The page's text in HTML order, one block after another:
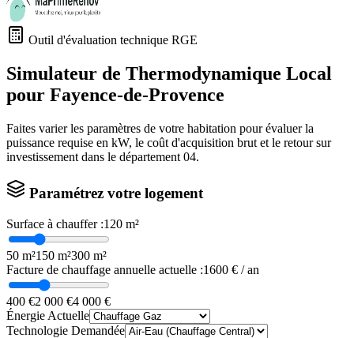
Outil d'évaluation technique RGE
Simulateur de Thermodynamique Local
pour Fayence-de-Provence
Faites varier les paramètres de votre habitation pour évaluer la
puissance requise en kW, le coût d'acquisition brut et le retour sur
investissement dans le département 04.
Paramétrez votre logement
Surface à chauffer :120 m²
50 m²150 m²300 m²
Facture de chauffage annuelle actuelle :1600 € / an
400 €2 000 €4 000 €
Énergie Actuelle
Technologie Demandée